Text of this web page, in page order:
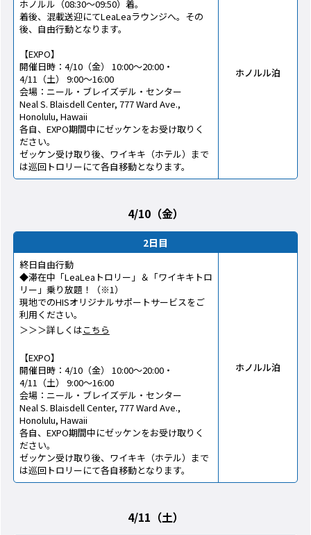
ホノルル（08:30～09:50）着。
着後、混載送迎にてLeaLeaラウンジへ。その
後、自由行動となります。
【EXPO】
開催日時：4/10（金） 10:00～20:00・
4/11（土） 9:00～16:00
会場：ニール・ブレイズデル・センター
Neal S. Blaisdell Center, 777 Ward Ave.,
Honolulu, Hawaii
各自、EXPO期間中にゼッケンをお受け取りく
ださい。
ゼッケン受け取り後、ワイキキ（ホテル）まで
は巡回トロリーにて各自移動となります。
ホノルル泊
4/10（金）
2日目
終日自由行動
◆滞在中「LeaLeaトロリー」＆「ワイキキトロ
リー」乗り放題！（※1）
現地でのHISオリジナルサポートサービスをご
利用ください。
＞＞＞詳しくはこちら
【EXPO】
開催日時：4/10（金） 10:00～20:00・
4/11（土） 9:00～16:00
会場：ニール・ブレイズデル・センター
Neal S. Blaisdell Center, 777 Ward Ave.,
Honolulu, Hawaii
各自、EXPO期間中にゼッケンをお受け取りく
ださい。
ゼッケン受け取り後、ワイキキ（ホテル）まで
は巡回トロリーにて各自移動となります。
ホノルル泊
4/11（土）